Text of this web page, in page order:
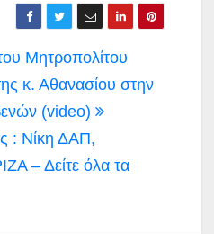
Μητροπολίτου
κ. Αθανασίου στην
(video)
: Νίκη ΔΑΠ,
– Δείτε όλα τα